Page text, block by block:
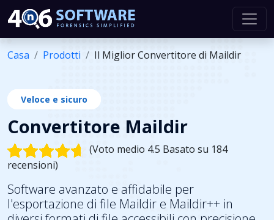
Casa Prodotti Il Miglior Convertitore di Maildir
Veloce e sicuro
Convertitore Maildir
(Voto medio 4.5 Basato su 184
recensioni)
Software avanzato e affidabile per
l'esportazione di file Maildir e Maildir++ in